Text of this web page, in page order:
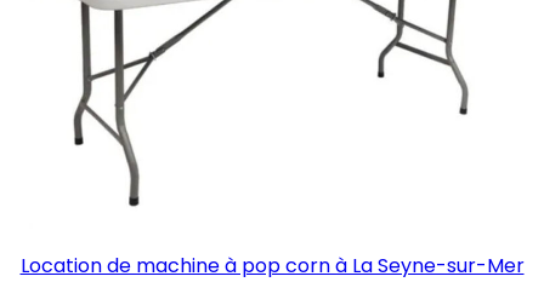
Location de machine à pop corn à La Seyne-sur-Mer